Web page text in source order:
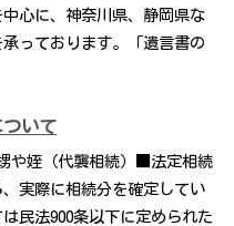
心に、神奈川県、静岡県な
っております。「遺言書の
いて
や姪（代襲相続）■法定相続
実際に相続分を確定してい
民法900条以下に定められた